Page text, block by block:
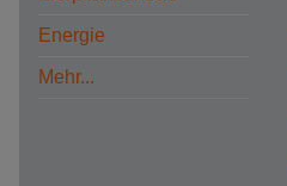
Energie
Mehr...